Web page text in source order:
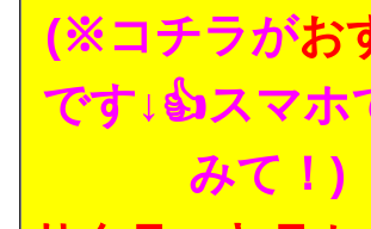
(※コチラがお
です↓👍スマホ
みて！)